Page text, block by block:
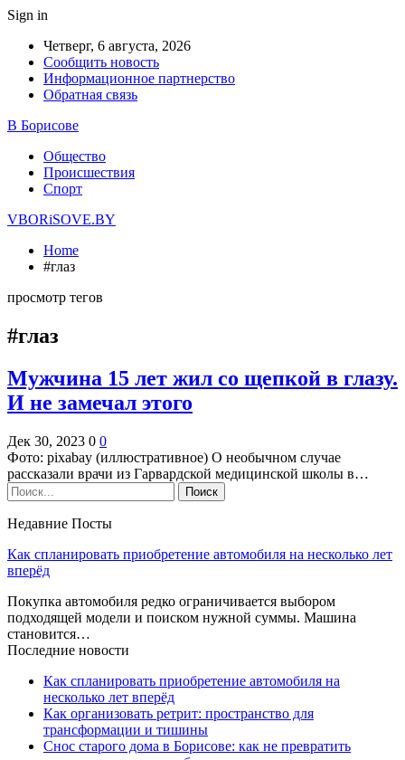
Sign in
Четверг, 6 августа, 2026
Сообщить новость
Информационное партнерство
Обратная связь
В Борисове
Общество
Происшествия
Спорт
VBORiSOVE.BY
Home
#глаз
просмотр тегов
#глаз
Мужчина 15 лет жил со щепкой в глазу.
И не замечал этого
Дек 30, 2023 0 0
Фото: pixabay (иллюстративное) О необычном случае
рассказали врачи из Гарвардской медицинской школы в…
Недавние Посты
Как спланировать приобретение автомобиля на несколько лет
вперёд
Покупка автомобиля редко ограничивается выбором
подходящей модели и поиском нужной суммы. Машина
становится…
Последние новости
Как спланировать приобретение автомобиля на
несколько лет вперёд
Как организовать ретрит: пространство для
трансформации и тишины
Снос старого дома в Борисове: как не превратить